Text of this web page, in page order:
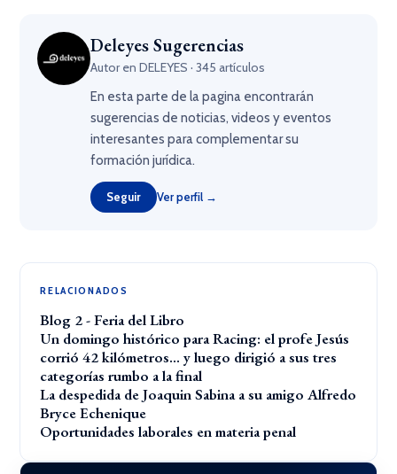
Deleyes Sugerencias
Autor en DELEYES · 345 artículos
En esta parte de la pagina encontrarán
sugerencias de noticias, videos y eventos
interesantes para complementar su
formación jurídica.
Seguir Ver perfil →
RELACIONADOS
Blog 2 - Feria del Libro
Un domingo histórico para Racing: el profe Jesús
corrió 42 kilómetros… y luego dirigió a sus tres
categorías rumbo a la final
La despedida de Joaquin Sabina a su amigo Alfredo
Bryce Echenique
Oportunidades laborales en materia penal